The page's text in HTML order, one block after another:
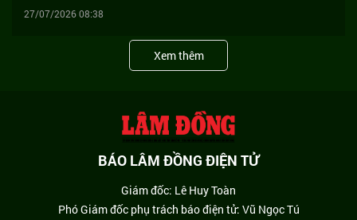
27/07/2026 08:38
Xem thêm
BÁO LÂM ĐỒNG ĐIỆN TỬ
Giám đốc: Lê Huy Toàn
Phó Giám đốc phụ trách báo điện tử: Vũ Ngọc Tú